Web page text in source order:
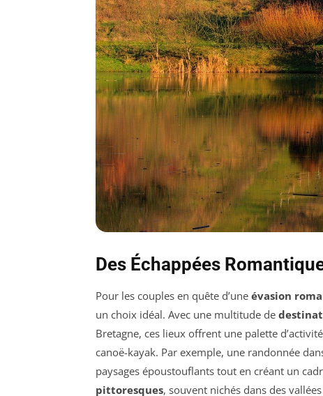
Des Échappées
Pour les couples en quête d’une évasion
un choix idéal. Avec une multitude de
Bretagne, ces lieux offrent une palette
canoë-kayak. Par exemple, une randonnée
paysages époustouflants tout en créant un
pittoresques, souvent nichés dans des